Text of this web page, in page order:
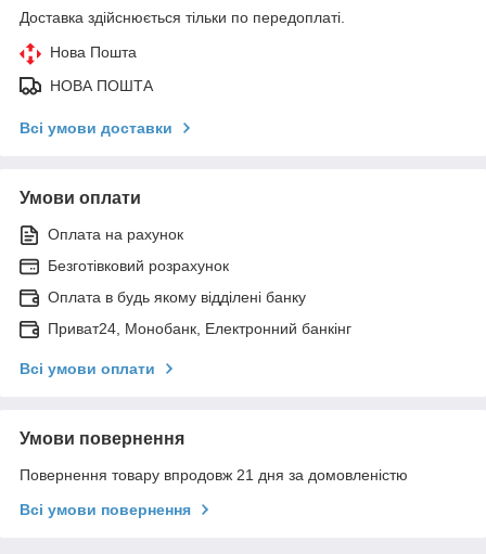
Доставка здійснюється тільки по передоплаті.
Нова Пошта
НОВА ПОШТА
Всі умови доставки
Умови оплати
Оплата на рахунок
Безготівковий розрахунок
Оплата в будь якому відділені банку
Приват24, Монобанк, Електронний банкінг
Всі умови оплати
Умови повернення
Повернення товару впродовж 21 дня за домовленістю
Всі умови повернення